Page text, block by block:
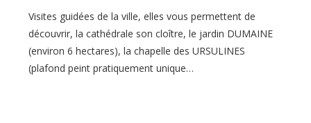
Visites guidées de la ville, elles vous permettent de
découvrir, la cathédrale son cloître, le jardin DUMAINE
(environ 6 hectares), la chapelle des URSULINES
(plafond peint pratiquement unique…